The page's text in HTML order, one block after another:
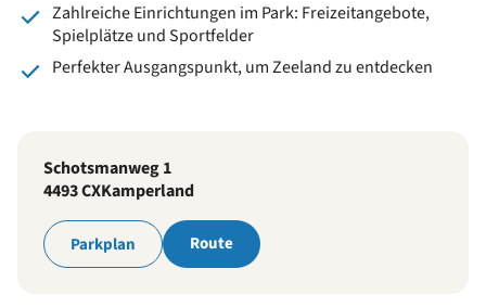
Zahlreiche Einrichtungen im Park: Freizeitangebote,
Spielplätze und Sportfelder
Perfekter Ausgangspunkt, um Zeeland zu entdecken
Schotsmanweg 1
4493 CXKamperland
Parkplan Route